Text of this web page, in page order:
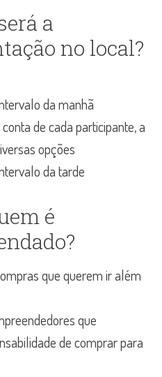
a
no local?
da manhã
de cada participante, a
opções
da tarde
é
que querem ir além
que
de comprar para